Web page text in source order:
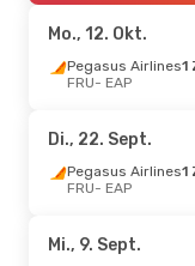
Ajet1
EAP- FRU
Mo., 12. Okt.
Pegasus Airlines1
FRU- EAP
Di., 22. Sept.
Pegasus Airlines1
FRU- EAP
Mi., 9. Sept.